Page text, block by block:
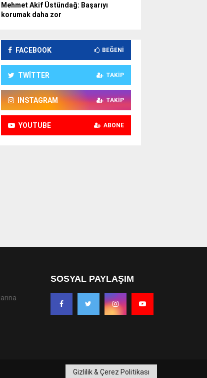
Mehmet Akif Üstündağ: Başarıyı
korumak daha zor
FACEBOOK BEĞENI
TWITTER TAKIP
INSTAGRAM TAKIP
YOUTUBE ABONE
SOSYAL PAYLAŞIM
Gizlilik & Çerez Politikası